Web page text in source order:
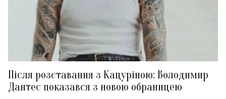
Після розставання з Кацуріною: Володимир
Дантес показався з новою обраницею